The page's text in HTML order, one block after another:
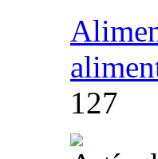
127